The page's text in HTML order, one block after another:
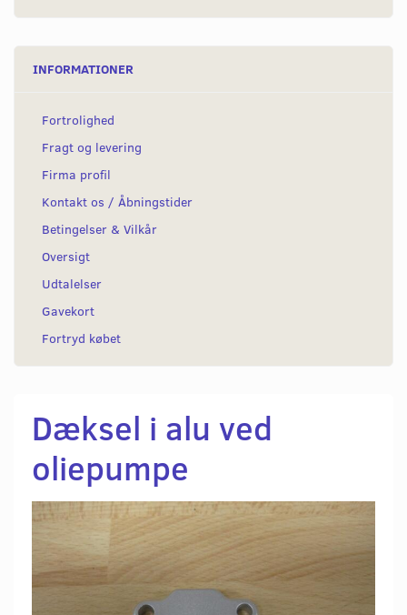
INFORMATIONER
Fortrolighed
Fragt og levering
Firma profil
Kontakt os / Åbningstider
Betingelser & Vilkår
Oversigt
Udtalelser
Gavekort
Fortryd købet
Dæksel i alu ved
oliepumpe